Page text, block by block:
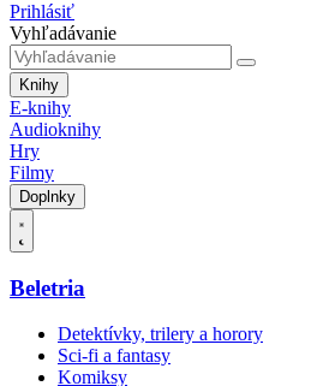
Prihlásiť
Vyhľadávanie
Knihy
E-knihy
Audioknihy
Hry
Filmy
Doplnky
Beletria
Detektívky, trilery a horory
Sci-fi a fantasy
Komiksy